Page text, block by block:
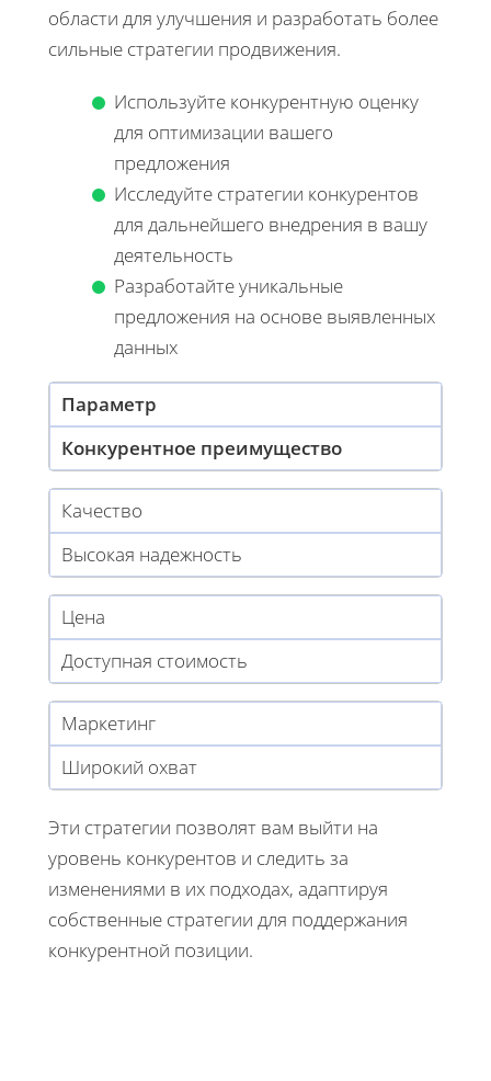
области для улучшения и разработать более
сильные стратегии продвижения.
Используйте конкурентную оценку
для оптимизации вашего
предложения
Исследуйте стратегии конкурентов
для дальнейшего внедрения в вашу
деятельность
Разработайте уникальные
предложения на основе выявленных
данных
Параметр
Конкурентное преимущество
Качество
Высокая надежность
Цена
Доступная стоимость
Маркетинг
Широкий охват
Эти стратегии позволят вам выйти на
уровень конкурентов и следить за
изменениями в их подходах, адаптируя
собственные стратегии для поддержания
конкурентной позиции.